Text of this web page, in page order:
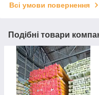
Всі умови повернення
Подібні товари